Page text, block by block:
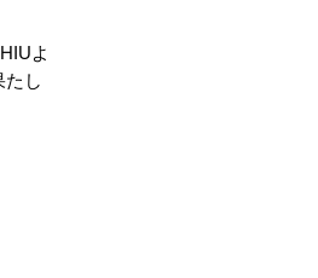
よ
し